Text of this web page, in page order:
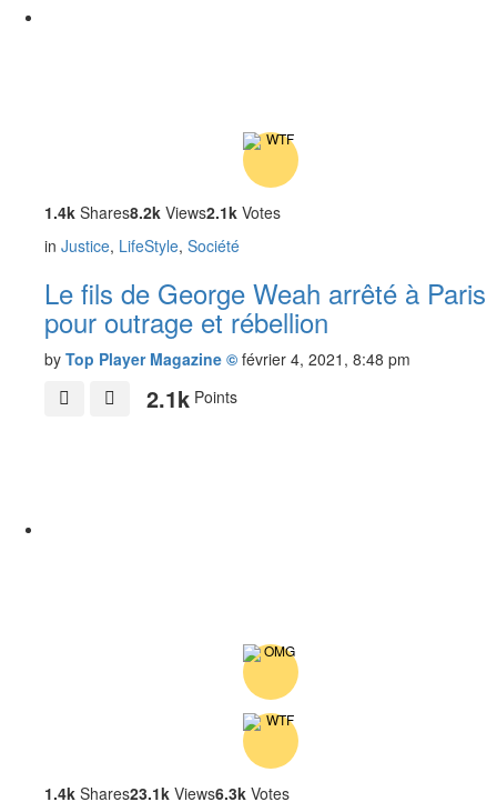
1.4k Shares8.2k Views2.1k Votes
in Justice, LifeStyle, Société
Le fils de George Weah arrêté à Paris
pour outrage et rébellion
by Top Player Magazine © février 4, 2021, 8:48 pm
2.1k Points
1.4k Shares23.1k Views6.3k Votes